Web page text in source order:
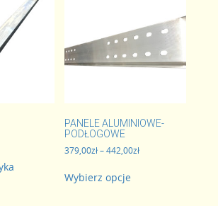
stronie
PANELE ALUMINIOWE-
PODŁOGOWE
379,00zł–442,00złZakres
Wybierz opcjeprodukt